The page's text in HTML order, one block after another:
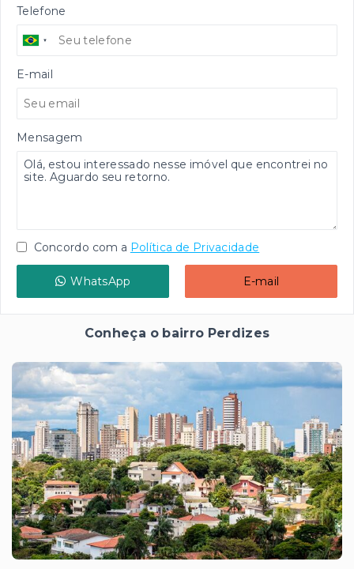
Telefone
E-mail
Mensagem
Concordo com a Política de Privacidade
WhatsApp E-mail
Conheça o bairro Perdizes